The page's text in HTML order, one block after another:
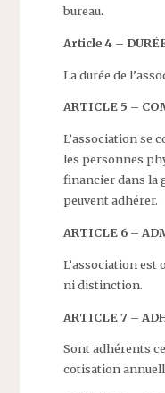
bureau.
Article 4 –
La durée de
ARTICLE 5 –
L’association se
les personnes
financier dans la
peuvent adhérer.
ARTICLE 6 –
L’association est
ni distinction.
ARTICLE 7 –
Sont adhérents
cotisation